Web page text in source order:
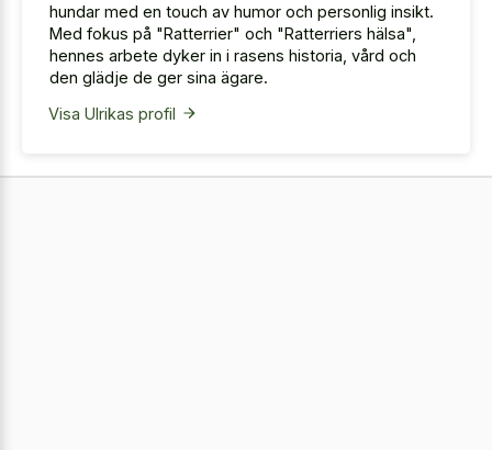
hundar med en touch av humor och personlig insikt.
Med fokus på "Ratterrier" och "Ratterriers hälsa",
hennes arbete dyker in i rasens historia, vård och
den glädje de ger sina ägare.
Visa Ulrikas profil